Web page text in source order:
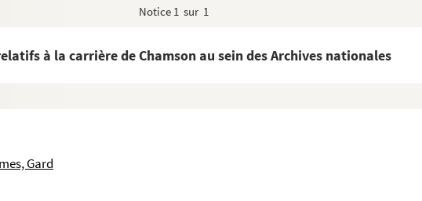
Notice 1 sur 1
à la carrière de Chamson au sein des Archives nationales
Gard